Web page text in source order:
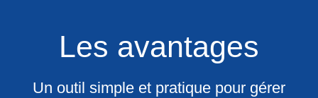
Les avantages
Un outil simple et pratique pour gérer